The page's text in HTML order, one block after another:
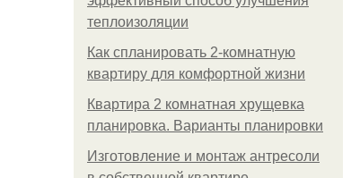
теплоизоляции
Как спланировать 2-комнатную
квартиру для комфортной жизни
Квартира 2 комнатная хрущевка
планировка. Варианты планировки
Изготовление и монтаж антресоли